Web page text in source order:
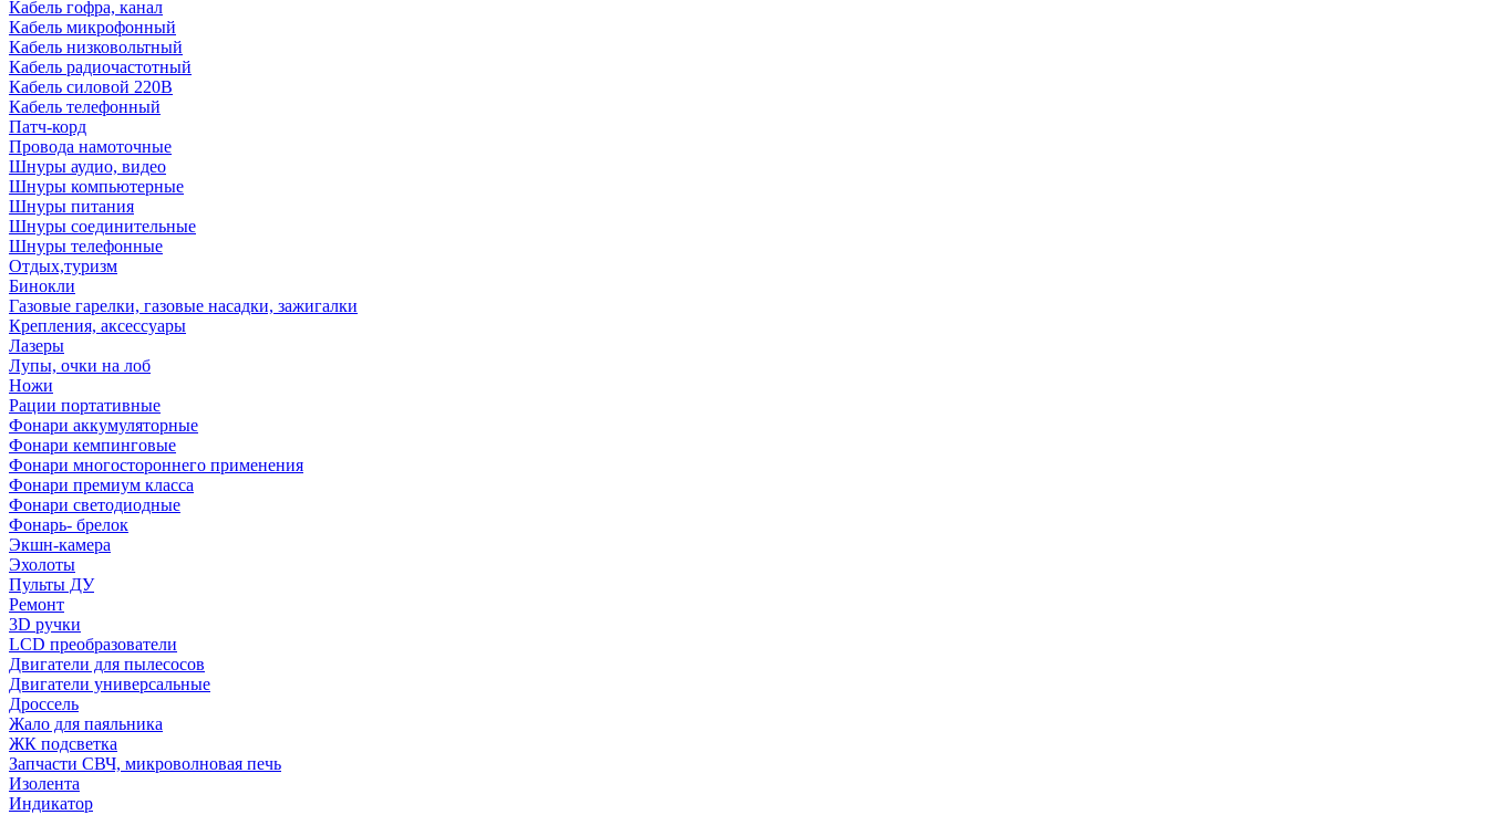
Кабель гофра, канал
Кабель микрофонный
Кабель низковольтный
Кабель радиочастотный
Кабель силовой 220В
Кабель телефонный
Патч-корд
Провода намоточные
Шнуры аудио, видео
Шнуры компьютерные
Шнуры питания
Шнуры соединительные
Шнуры телефонные
Отдых,туризм
Бинокли
Газовые гарелки, газовые насадки, зажигалки
Крепления, аксессуары
Лазеры
Лупы, очки на лоб
Ножи
Рации портативные
Фонари аккумуляторные
Фонари кемпинговые
Фонари многостороннего применения
Фонари премиум класса
Фонари светодиодные
Фонарь- брелок
Экшн-камера
Эхолоты
Пульты ДУ
Ремонт
3D ручки
LCD преобразователи
Двигатели для пылесосов
Двигатели универсальные
Дроссель
Жало для паяльника
ЖК подсветка
Запчасти СВЧ, микроволновая печь
Изолента
Индикатор